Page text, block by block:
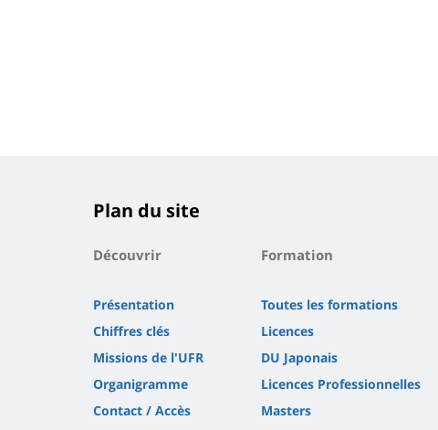
Plan du site
Découvrir
Présentation
Chiffres clés
Missions de l'UFR
Organigramme
Contact / Accès
Formation
Toutes les formations
Licences
DU Japonais
Licences Professionnelles
Masters